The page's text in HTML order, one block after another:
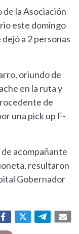
la Asociación
este domingo
a 2 personas
oriundo de
en la ruta y
de
una pick up F-
acompañante
resultaron
Gobernador